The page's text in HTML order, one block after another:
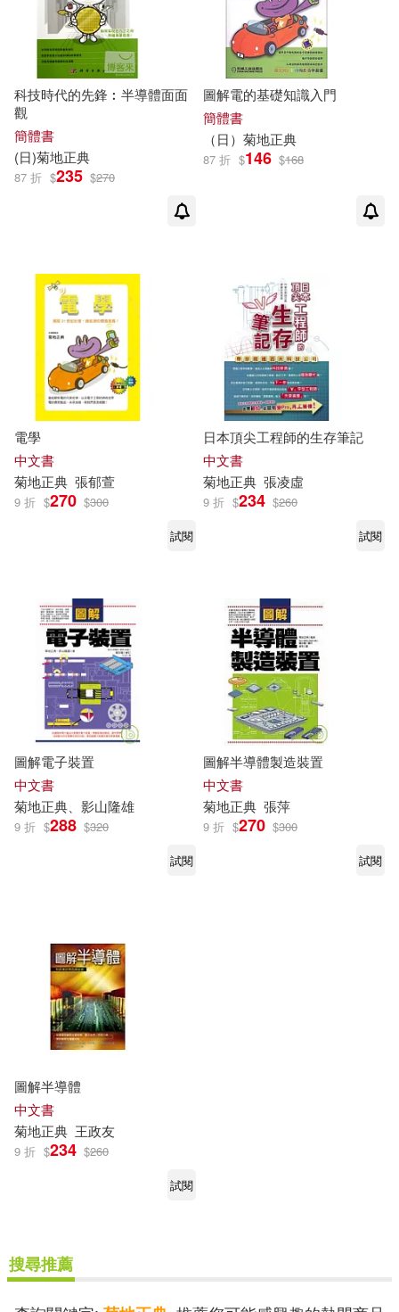
科技時代的先鋒︰半導體面面
觀
簡體書
(日)菊地正典
87 折 $235 $270
圖解電的基礎知識入門
簡體書
（日） 菊地正典
87 折 $146 $168
電學
中文書
菊地正典 張郁萱
9 折 $270 $300
試閱
日本頂尖工程師的生存筆記
中文書
菊地正典 張凌虛
9 折 $234 $260
試閱
圖解電子裝置
中文書
菊地正典 、影山隆雄
9 折 $288 $320
試閱
圖解半導體製造裝置
中文書
菊地正典 張萍
9 折 $270 $300
試閱
圖解半導體
中文書
菊地正典 王政友
9 折 $234 $260
試閱
搜尋推薦